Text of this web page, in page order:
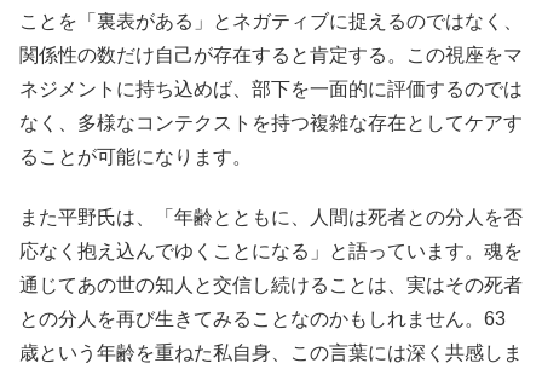
ことを「裏表がある」とネガティブに捉えるのではなく、
関係性の数だけ自己が存在すると肯定する。この視座をマ
ネジメントに持ち込めば、部下を一面的に評価するのでは
なく、多様なコンテクストを持つ複雑な存在としてケアす
ることが可能になります。
また平野氏は、「年齢とともに、人間は死者との分人を否
応なく抱え込んでゆくことになる」と語っています。魂を
通じてあの世の知人と交信し続けることは、実はその死者
との分人を再び生きてみることなのかもしれません。63
歳という年齢を重ねた私自身、この言葉には深く共感しま